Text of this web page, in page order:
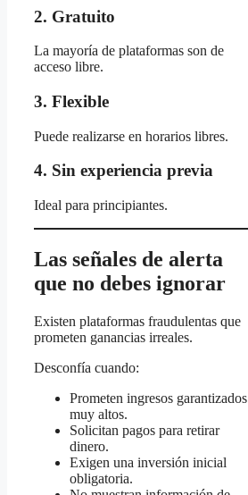
2. Gratuito
La mayoría de plataformas son de
acceso libre.
3. Flexible
Puede realizarse en horarios libres.
4. Sin experiencia previa
Ideal para principiantes.
Las señales de alerta
que no debes ignorar
Existen plataformas fraudulentas que
prometen ganancias irreales.
Desconfía cuando:
Prometen ingresos garantizados
muy altos.
Solicitan pagos para retirar
dinero.
Exigen una inversión inicial
obligatoria.